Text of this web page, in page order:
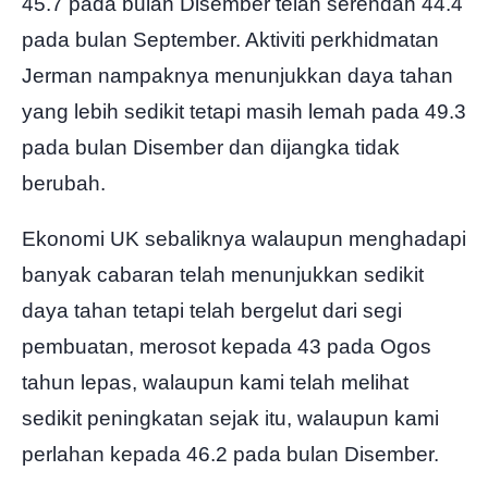
pada bulan September. Aktiviti perkhidmatan
Jerman nampaknya menunjukkan daya tahan
yang lebih sedikit tetapi masih lemah pada 49.3
pada bulan Disember dan dijangka tidak
berubah.
Ekonomi UK sebaliknya walaupun menghadapi
banyak cabaran telah menunjukkan sedikit
daya tahan tetapi telah bergelut dari segi
pembuatan, merosot kepada 43 pada Ogos
tahun lepas, walaupun kami telah melihat
sedikit peningkatan sejak itu, walaupun kami
perlahan kepada 46.2 pada bulan Disember.